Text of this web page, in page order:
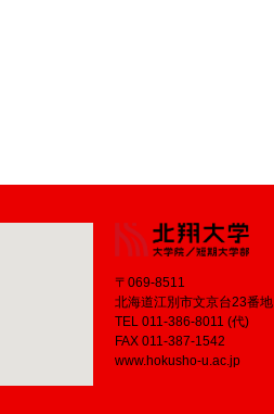
〒069-8511
北海道江別市文京台23番地
TEL 011-386-8011 (代)
FAX 011-387-1542
www.hokusho-u.ac.jp